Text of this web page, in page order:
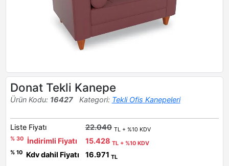
Donat Tekli Kanepe
Ürün Kodu: 16427 Kategori: Tekli Ofis Kanepeleri
Liste Fiyatı 22.040 TL + %10 KDV
% 30
İndirimli Fiyatı 15.428 TL + %10 KDV
% 10
Kdv dahil Fiyatı 16.971 TL